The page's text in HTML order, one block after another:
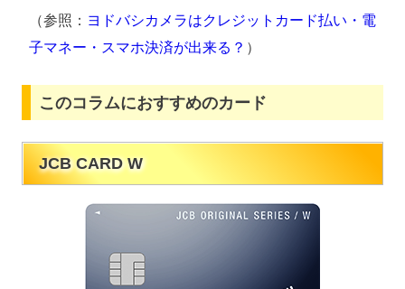
（参照： ヨドバシカメラはクレジットカード払い・電
子マネー・スマホ決済が出来る？ ）
このコラムにおすすめのカード
JCB CARD W